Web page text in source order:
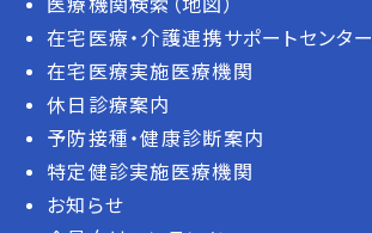
在宅医療・介護連携サポートセンター
在宅医療実施医療機関
休日診療案内
予防接種・健康診断案内
特定健診実施医療機関
お知らせ